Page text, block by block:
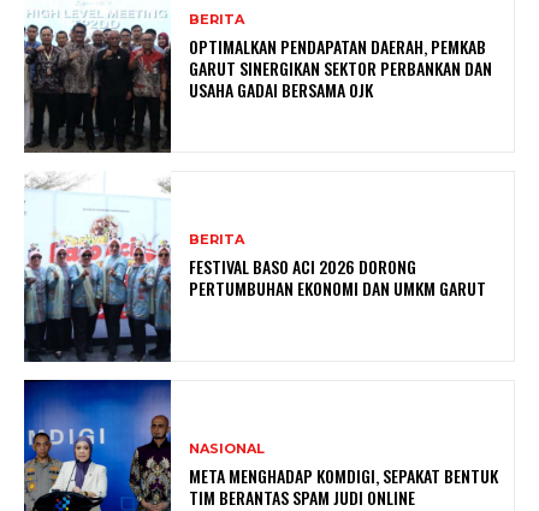
BERITA
OPTIMALKAN PENDAPATAN DAERAH, PEMKAB
GARUT SINERGIKAN SEKTOR PERBANKAN DAN
USAHA GADAI BERSAMA OJK
BERITA
FESTIVAL BASO ACI 2026 DORONG
PERTUMBUHAN EKONOMI DAN UMKM GARUT
NASIONAL
META MENGHADAP KOMDIGI, SEPAKAT BENTUK
TIM BERANTAS SPAM JUDI ONLINE